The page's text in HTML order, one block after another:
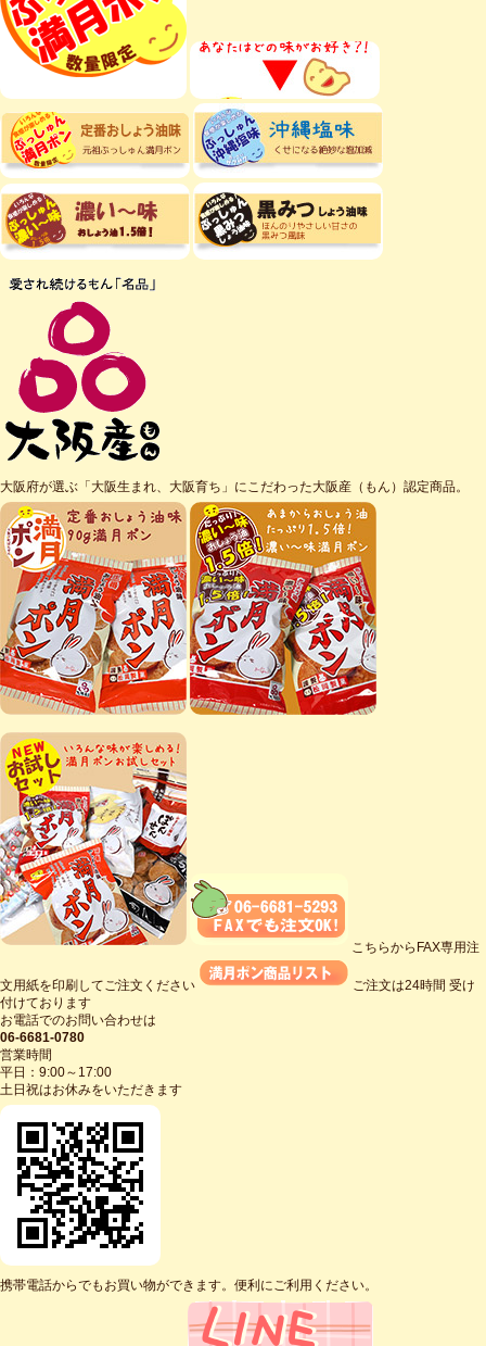
大阪府が選ぶ「大阪生まれ、大阪育ち」にこだわった大阪産（もん）認定商品。
こちらからFAX専用注
文用紙を印刷してご注文ください
ご注文は24時間 受け
付けております
お電話でのお問い合わせは
06-6681-0780
営業時間
平日：9:00～17:00
土日祝はお休みをいただきます
携帯電話からでもお買い物ができます。便利にご利用ください。